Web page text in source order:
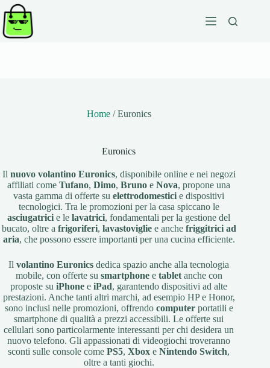
Salta
al
contenuto
Home/Euronics
Euronics
Il nuovo volantino Euronics, disponibile online e nei negozi
affiliati comeTufano,Dimo,BrunoeNova, propone una
vasta gamma di offerte suelettrodomesticie dispositivi
tecnologici. Tra le promozioni per la casa spiccano le
asciugatricie lelavatrici, fondamentali per la gestione del
bucato, oltre a frigoriferi, lavastoviglie e anche friggitrici ad
aria, che possono essere importanti per una cucina efficiente.
Ilvolantino Euronics dedica spazio anche alla tecnologia
mobile, con offerte su smartphone e tablet anche con
proposte suiPhoneeiPad, garantendo dispositivi ad alte
prestazioni. Anche tanti altri marchi, ad esempio HP e Honor,
sono inclusi nelle promozioni, offrendo computer portatili e
smartphone di qualità a prezzi accessibili. Le offerte sui
cellulari sono particolarmente interessanti per chi desidera un
nuovo telefono. Gli appassionati di videogiochi troveranno
sconti sulle console comePS5,XboxeNintendo Switch,
oltre a tanti giochi.